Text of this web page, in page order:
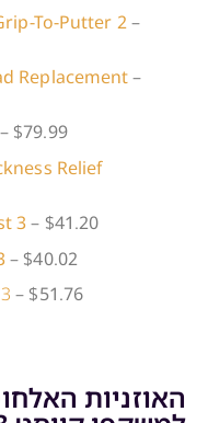
To-Putter 2–
Replacement–
$79.99
Relief
3– $41.20
– $40.02
– $51.76
האוזניות